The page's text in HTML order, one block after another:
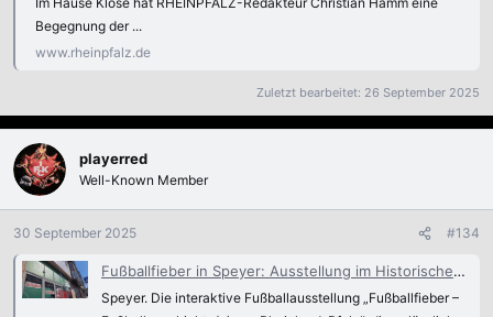
Begegnung der ...
www.rheinpfalz.de
Zuletzt bearbeitet: 26 September 2025
playerred
Well-Known Member
30 September 2025 #134
Fußballfieber in Speyer: Ausstellung im Historischen Museum
Speyer. Die interaktive Fußballausstellung „Fußballfieber –